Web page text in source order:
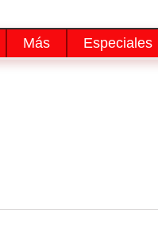
Más Especiales